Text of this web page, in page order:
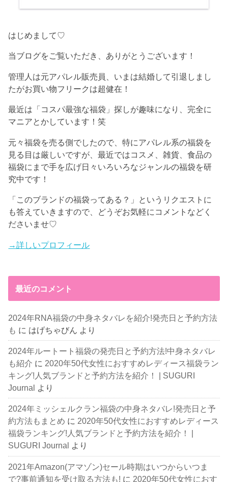
はじめまして♡
当ブログをご覧いただき、ありがとうございます！
管理人は元アパレル販売員、いまは結婚して引退しまし
たがお買い物フリークは超健在！
最近は「コスパ最強な福袋」探しが趣味になり、完全に
マニアとかしています！笑
元々福袋を売る側でしたので、特にアパレル系の福袋を
見る目は厳しいですが、最近ではコスメ、雑貨、食品の
福袋にまで手を広げ日々いろいろなジャンルの福袋を研
究中です！
「このブランドの福袋ってある？」というリクエストに
も答えていきますので、どうぞお気軽にコメントなどく
ださいませ♡
→詳しいプロフィール
最近のコメント
2024年RNA福袋の中身ネタバレを紹介!発売日と予約方法
も に はげちゃびん より
2024年ルートート福袋の発売日と予約方法!中身ネタバレ
も紹介 に 2020年50代女性におすすめレディース福袋ラン
キング!人気ブランドと予約方法を紹介！ | SUGURI
Journal より
2024年ミッシェルクラン福袋の中身ネタバレ!発売日と予
約方法もまとめ に 2020年50代女性におすすめレディース
福袋ランキング!人気ブランドと予約方法を紹介！ |
SUGURI Journal
より
2021年Amazon(アマゾン)セール時期はいつからいつま
で?事前通知を受け取る方法も! に 2020年50代女性におす